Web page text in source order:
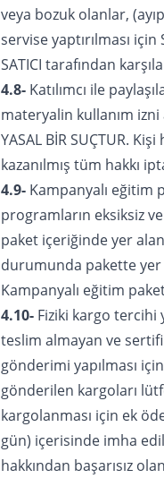
veya bozuk olanlar,
servise yaptırılması
SATICI tarafından
4.8- Katılımcı ile
materyalin kullanım izni
YASAL BİR SUÇTUR.
kazanılmış tüm hakkı
4.9- Kampanyalı eğitim
programların eksiksiz
paket içeriğinde yer
durumunda pakette yer
Kampanyalı eğitim
4.10- Fiziki kargo
teslim almayan ve
gönderimi yapılması
gönderilen kargoları
kargolanması için ek
gün) içerisinde imha
hakkından başarısız